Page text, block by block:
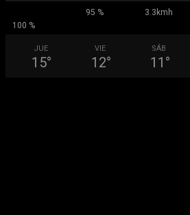
95 %
3.3kmh
100 %
JUE
15°
VIE
12°
SÁB
11 °